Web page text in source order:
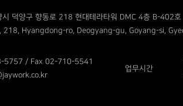
시 덕양구 향동로 218 현대테라타워 DMC 4층 B-402호
218, Hyangdong-ro, Deogyang-gu, Goyang-si,
5757 / Fax 02-710-5541
업무시간